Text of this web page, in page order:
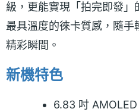
級，更能實現「拍完即發」
最具溫度的徠卡質感，隨手
精彩瞬間。
新機特色
6.83 吋